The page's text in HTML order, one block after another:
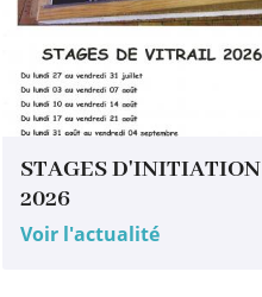
STAGES D'INITIATION
2026
Voir l'actualité